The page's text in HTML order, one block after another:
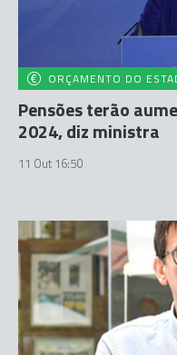
ORÇAMENTO DO
Pensões terão
2024, diz ministra
11 Out 16:50